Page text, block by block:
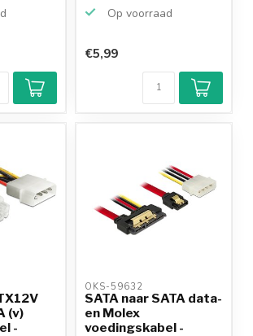
Op voorraad
€5,99
(v)
-
OKS-59632
SATA naar SATA data-
en Molex
voedingskabel -